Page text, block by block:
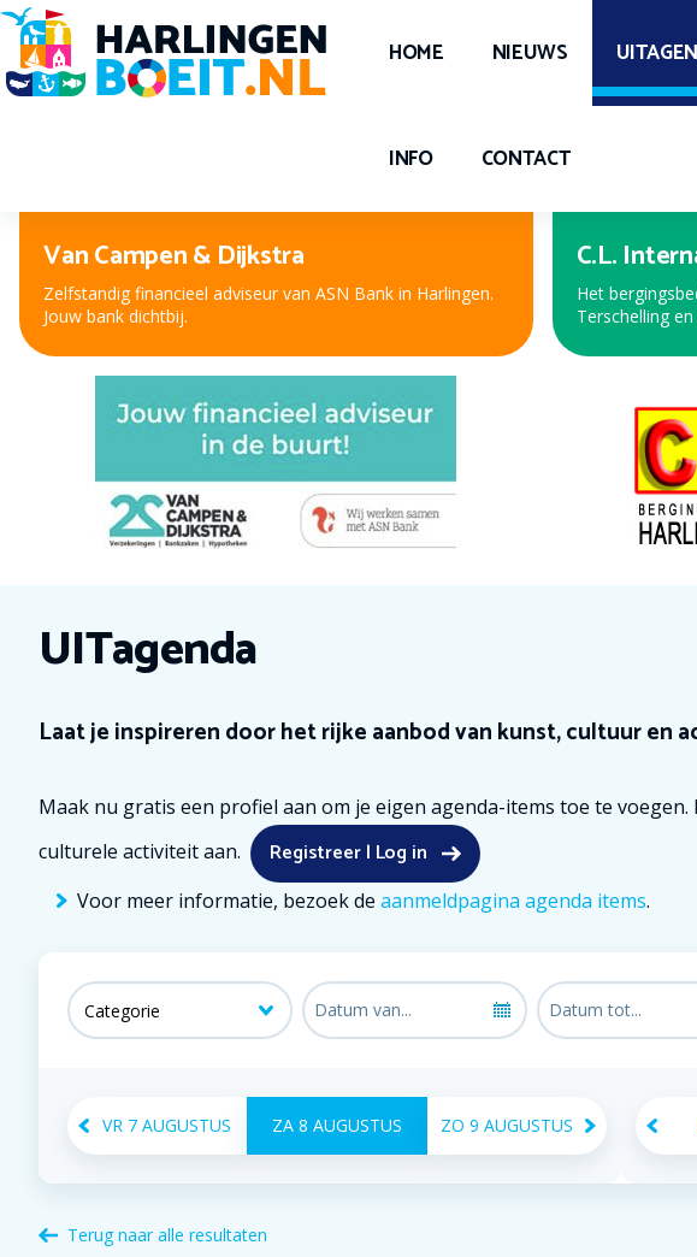
HOME NIEUWS
INFO CONTACT
Van Campen & Dijkstra
Zelfstandig financieel adviseur van ASN Bank in Harlingen.
Jouw bank dichtbij.
C.L.
Het
Terschelling en
UITagenda
Laat je inspireren door het rijke aanbod van kunst, cultuur en
Maak nu gratis een profiel aan om je eigen agenda-items toe te
culturele activiteit aan.
Registreer | Log in
Voor meer informatie, bezoek de aanmeldpagina agenda items.
VR 7 AUGUSTUS ZA 8 AUGUSTUS ZO 9 AUGUSTUS
Terug naar alle resultaten